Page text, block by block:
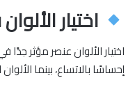
اختيار
اختيار الألوان عنصر مؤثر
إحساسًا بالاتساع، بينما